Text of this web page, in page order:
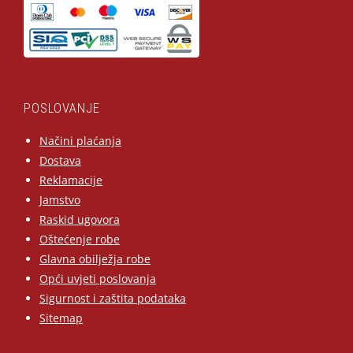
POSLOVANJE
Načini plaćanja
Dostava
Reklamacije
Jamstvo
Raskid ugovora
Oštećenje robe
Glavna obilježja robe
Opći uvjeti poslovanja
Sigurnost i zaštita podataka
Sitemap